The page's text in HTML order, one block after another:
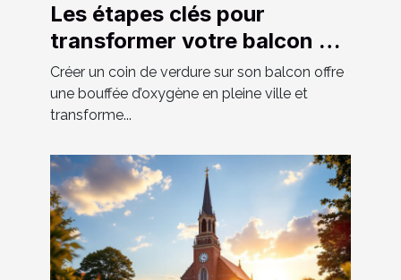
Les étapes clés pour
transformer votre balcon en
un espace vert luxuriant
Créer un coin de verdure sur son balcon offre
une bouffée d’oxygène en pleine ville et
transforme...